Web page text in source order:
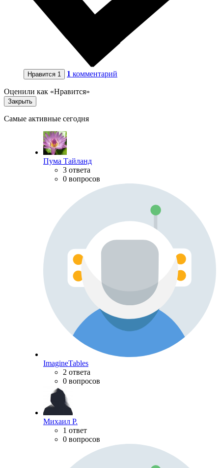
Нравится 1 1 комментарий
Оценили как «Нравится»
Закрыть
Самые активные сегодня
Пума Тайланд
3 ответа
0 вопросов
ImagineTables
2 ответа
0 вопросов
Михаил Р.
1 ответ
0 вопросов